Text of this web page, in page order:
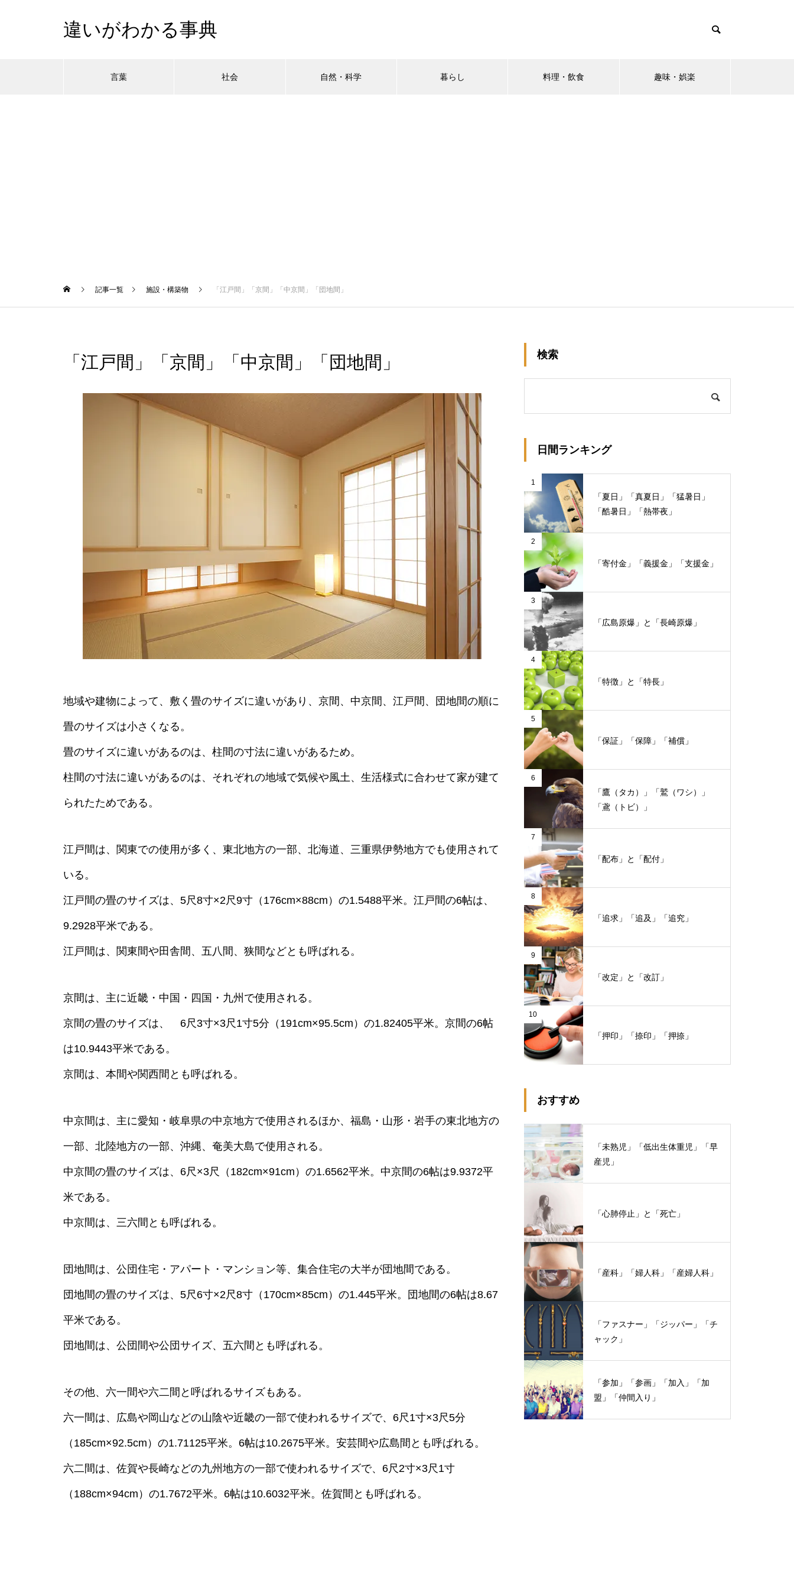
違いがわかる事典
言葉 社会 自然・科学 暮らし 料理・飲食 趣味・娯楽
記事一覧 施設・構築物 「江戸間」「京間」「中京間」「団地間」
「江戸間」「京間」「中京間」「団地間」
地域や建物によって、敷く畳のサイズに違いがあり、京間、中京間、江戸間、団地間の順に
畳のサイズは小さくなる。
畳のサイズに違いがあるのは、柱間の寸法に違いがあるため。
柱間の寸法に違いがあるのは、それぞれの地域で気候や風土、生活様式に合わせて家が建て
られたためである。
江戸間は、関東での使用が多く、東北地方の一部、北海道、三重県伊勢地方でも使用されて
いる。
江戸間の畳のサイズは、5尺8寸×2尺9寸（176cm×88cm）の1.5488平米。江戸間の6帖は、
9.2928平米である。
江戸間は、関東間や田舎間、五八間、狭間などとも呼ばれる。
京間は、主に近畿・中国・四国・九州で使用される。
京間の畳のサイズは、 6尺3寸×3尺1寸5分（191cm×95.5cm）の1.82405平米。京間の6帖
は10.9443平米である。
京間は、本間や関西間とも呼ばれる。
中京間は、主に愛知・岐阜県の中京地方で使用されるほか、福島・山形・岩手の東北地方の
一部、北陸地方の一部、沖縄、奄美大島で使用される。
中京間の畳のサイズは、6尺×3尺（182cm×91cm）の1.6562平米。中京間の6帖は9.9372平
米である。
中京間は、三六間とも呼ばれる。
団地間は、公団住宅・アパート・マンション等、集合住宅の大半が団地間である。
団地間の畳のサイズは、5尺6寸×2尺8寸（170cm×85cm）の1.445平米。団地間の6帖は8.67
平米である。
団地間は、公団間や公団サイズ、五六間とも呼ばれる。
その他、六一間や六二間と呼ばれるサイズもある。
六一間は、広島や岡山などの山陰や近畿の一部で使われるサイズで、6尺1寸×3尺5分
（185cm×92.5cm）の1.71125平米。6帖は10.2675平米。安芸間や広島間とも呼ばれる。
六二間は、佐賀や長崎などの九州地方の一部で使われるサイズで、6尺2寸×3尺1寸
（188cm×94cm）の1.7672平米。6帖は10.6032平米。佐賀間とも呼ばれる。
検索
日間ランキング
1
「夏日」「真夏日」「猛暑日」
「酷暑日」「熱帯夜」
2
「寄付金」「義援金」「支援金」
3
「広島原爆」と「長崎原爆」
4
「特徴」と「特長」
5
「保証」「保障」「補償」
6
「鷹（タカ）」「鷲（ワシ）」
「鳶（トビ）」
7
「配布」と「配付」
8
「追求」「追及」「追究」
9
「改定」と「改訂」
10
「押印」「捺印」「押捺」
おすすめ
「未熟児」「低出生体重児」「早
産児」
「心肺停止」と「死亡」
「産科」「婦人科」「産婦人科」
「ファスナー」「ジッパー」「チ
ャック」
「参加」「参画」「加入」「加
盟」「仲間入り」